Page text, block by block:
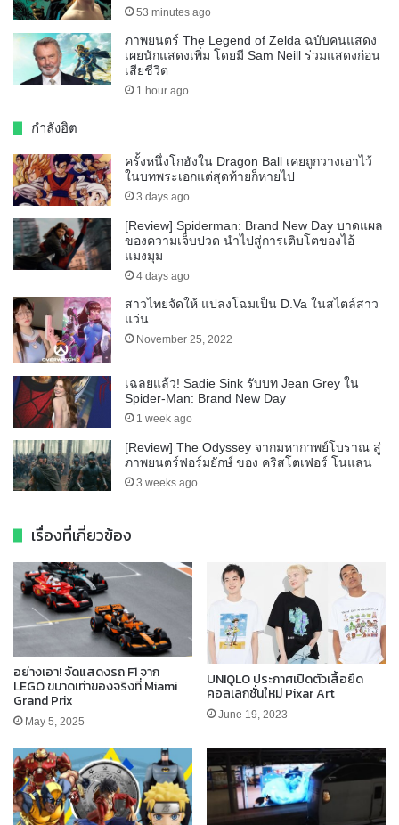
53 minutes ago
ภาพยนตร์ The Legend of Zelda ฉบับคนแสดง
เผยนักแสดงเพิ่ม โดยมี Sam Neill ร่วมแสดงก่อน
เสียชีวิต
1 hour ago
กำลังฮิต
ครั้งหนึ่งโกฮังใน Dragon Ball เคยถูกวางเอาไว้
ในบทพระเอกแต่สุดท้ายก็หายไป
3 days ago
[Review] Spiderman: Brand New Day บาดแผล
ของความเจ็บปวด นำไปสู่การเติบโตของไอ้
แมงมุม
4 days ago
สาวไทยจัดให้ แปลงโฉมเป็น D.Va ในสไตล์สาว
แว่น
November 25, 2022
เฉลยแล้ว! Sadie Sink รับบท Jean Grey ใน
Spider-Man: Brand New Day
1 week ago
[Review] The Odyssey จากมหากาพย์โบราณ สู่
ภาพยนตร์ฟอร์มยักษ์ ของ คริสโตเฟอร์ โนแลน
3 weeks ago
เรื่องที่เกี่ยวข้อง
อย่างเอา! จัดแสดงรถ F1 จาก
LEGO ขนาดเท่าของจริงที่ Miami
Grand Prix
May 5, 2025
UNIQLO ประกาศเปิดตัวเสื้อยืด
คอลเลกชั่นใหม่ Pixar Art
June 19, 2023